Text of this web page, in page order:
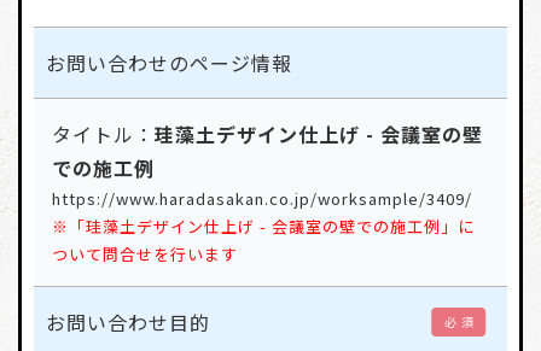
お問い合わせのページ情報
タイトル： 珪藻土デザイン仕上げ - 会議室の壁
での施工例
https://www.haradasakan.co.jp/worksample/3409/
※「珪藻土デザイン仕上げ - 会議室の壁での施工例」に
ついて問合せを行います
お問い合わせ目的 必 須